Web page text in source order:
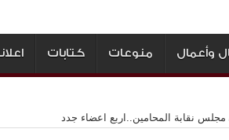
وأعمال منوعات كتابات
مجلس نقابة المحامين..اربع اعضاء جدد